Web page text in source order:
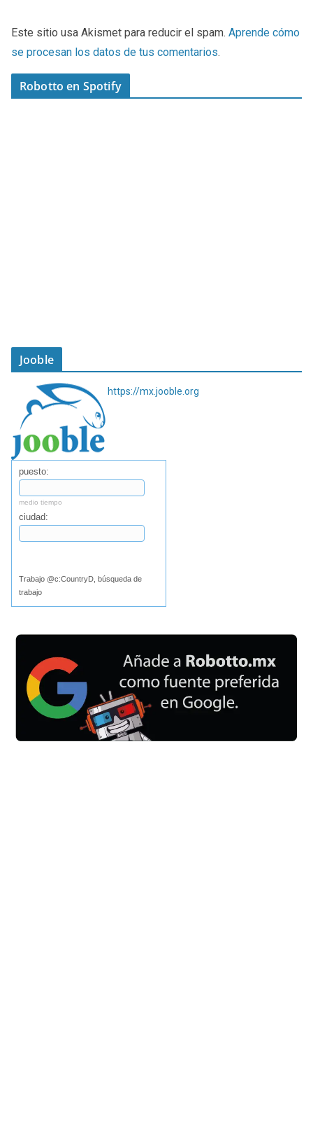
Este sitio usa Akismet para reducir el spam. Aprende cómo
se procesan los datos de tus comentarios.
Robotto en Spotify
Jooble
https://mx.jooble.org
puesto:
medio tiempo
ciudad:
Trabajo @c:CountryD, búsqueda de
trabajo